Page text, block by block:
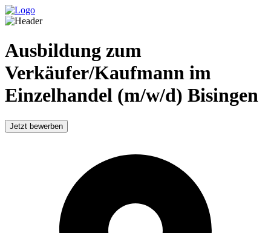
Ausbildung zum
Verkäufer/Kaufmann im
Einzelhandel (m/w/d) Bisingen
Jetzt bewerben